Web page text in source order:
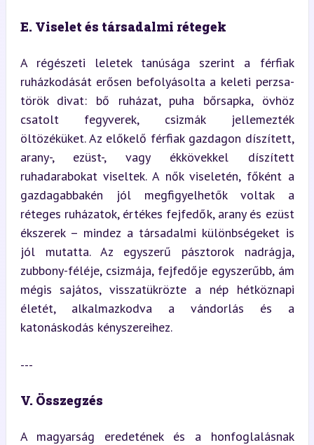
E. Viselet és társadalmi rétegek
A régészeti leletek tanúsága szerint a férfiak
ruházkodását erősen befolyásolta a keleti perzsa-
török divat: bő ruházat, puha bőrsapka, övhöz
csatolt fegyverek, csizmák jellemezték
öltözéküket. Az előkelő férfiak gazdagon díszített,
arany-, ezüst-, vagy ékkövekkel díszített
ruhadarabokat viseltek. A nők viseletén, főként a
gazdagabbakén jól megfigyelhetők voltak a
réteges ruházatok, értékes fejfedők, arany és ezüst
ékszerek – mindez a társadalmi különbségeket is
jól mutatta. Az egyszerű pásztorok nadrágja,
zubbony-féléje, csizmája, fejfedője egyszerűbb, ám
mégis sajátos, visszatükrözte a nép hétköznapi
életét, alkalmazkodva a vándorlás és a
katonáskodás kényszereihez.
---
V. Összegzés
A magyarság eredetének és a honfoglalásnak